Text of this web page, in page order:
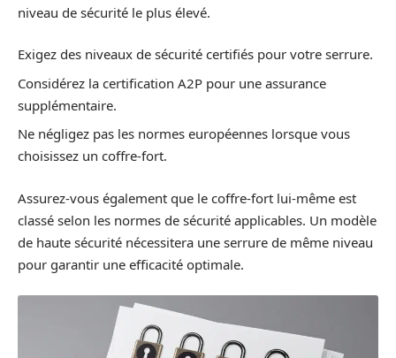
niveau de sécurité le plus élevé.
Exigez des niveaux de sécurité certifiés pour votre serrure.
Considérez la certification A2P pour une assurance
supplémentaire.
Ne négligez pas les normes européennes lorsque vous
choisissez un coffre-fort.
Assurez-vous également que le coffre-fort lui-même est
classé selon les normes de sécurité applicables. Un modèle
de haute sécurité nécessitera une serrure de même niveau
pour garantir une efficacité optimale.